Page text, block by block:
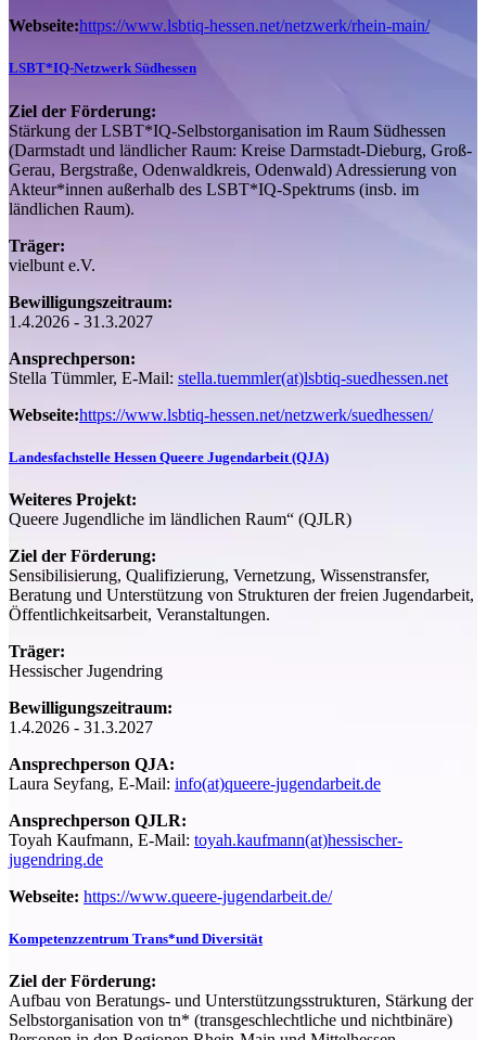
Webseite:https://www.lsbtiq-hessen.net/netzwerk/rhein-main/
LSBT*IQ-Netzwerk Südhessen
Ziel der Förderung:
Stärkung der LSBT*IQ-Selbstorganisation im Raum Südhessen
(Darmstadt und ländlicher Raum: Kreise Darmstadt-Dieburg, Groß-
Gerau, Bergstraße, Odenwaldkreis, Odenwald) Adressierung von
Akteur*innen außerhalb des LSBT*IQ-Spektrums (insb. im
ländlichen Raum).
Träger:
vielbunt e.V.
Bewilligungszeitraum:
1.4.2026 - 31.3.2027
Ansprechperson:
Stella Tümmler, E-Mail: stella.tuemmler(at)lsbtiq-suedhessen.net
Webseite:https://www.lsbtiq-hessen.net/netzwerk/suedhessen/
Landesfachstelle Hessen Queere Jugendarbeit (QJA)
Weiteres Projekt:
Queere Jugendliche im ländlichen Raum“ (QJLR)
Ziel der Förderung:
Sensibilisierung, Qualifizierung, Vernetzung, Wissenstransfer,
Beratung und Unterstützung von Strukturen der freien Jugendarbeit,
Öffentlichkeitsarbeit, Veranstaltungen.
Träger:
Hessischer Jugendring
Bewilligungszeitraum:
1.4.2026 - 31.3.2027
Ansprechperson QJA:
Laura Seyfang, E-Mail: info(at)queere-jugendarbeit.de
Ansprechperson QJLR:
Toyah Kaufmann, E-Mail: toyah.kaufmann(at)hessischer-
jugendring.de
Webseite: https://www.queere-jugendarbeit.de/
Kompetenzzentrum Trans*und Diversität
Ziel der Förderung:
Aufbau von Beratungs- und Unterstützungsstrukturen, Stärkung der
Selbstorganisation von tn* (transgeschlechtliche und nichtbinäre)